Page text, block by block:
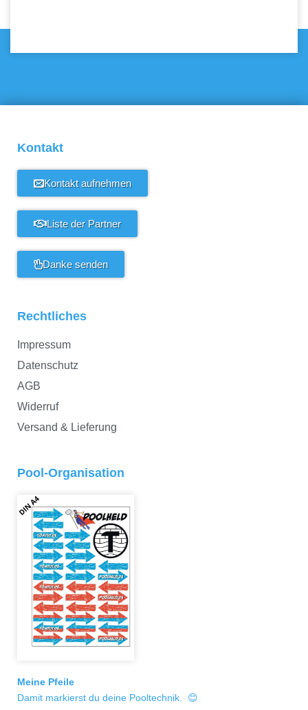
Kontakt
Kontakt aufnehmen
Liste der Partner
Danke senden
Rechtliches
Impressum
Datenschutz
AGB
Widerruf
Versand & Lieferung
Pool-Organisation
Meine Pfeile
Damit markierst du deine Pooltechnik. 😊